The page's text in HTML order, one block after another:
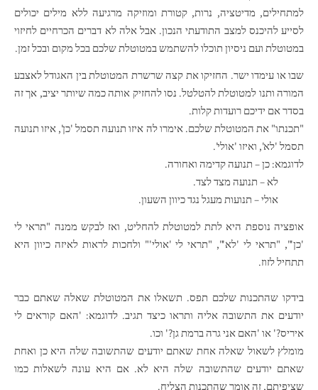
למתחילים, מדיטציה, נרות, קטורת ומוזיקה מרגיעה ללא מילים יכולים
לסייע להיכנס למצב התודעתי הנכון. אבל אלה לא דברים הכרחיים לחיזוי
במטוטלת ועם ניסיון תוכלו להשתמש במטוטלת שלכם בכל מקום ובכל זמן.
שבו או עימדו ישר. החזיקו את קצה שרשרת המטוטלת בין האגודל לאצבע
המורה ותנו למטוטלת להטלטל. נסו להחזיק אותה כמה שיותר יציב, אך זה
בסדר אם ידיכם רועדות קלות.
"תכנתו" את המטוטלת שלכם. אימרו לה איזו תנועה תסמל 'כן', איזו תנועה
תסמל 'לא', ואיזו 'אולי'.
לדוגמא: כן – תנועה קדימה ואחורה.
לא – תנועה מצד לצד.
אולי – תנועות מעגל נגד כיוון השעון.
אופציה נוספת היא לתת למטוטלת להחליט, ואז לבקש ממנה "תראי לי
'כן'", "תראי לי 'לא'", "תראי לי 'אולי'" ולחכות לראות לאיזה כיוון היא
תתחיל לזוז.
בידקו שהתכנות שלכם תפס. תשאלו את המטוטלת שאלה שאתם כבר
יודעים את התשובה אליה ותראו כיצד תגיב. לדוגמא: 'האם קוראים לי
איריס?' או 'האם אני גרה ברמת גן?' וכו.
מומלץ לשאול שאלה אחת שאתם יודעים שהתשובה שלה היא כן ואחת
שאתם יודעים שהתשובה שלה היא לא. אם היא עונה לשאלות כמו
שציפיתם, זה אומר שהתכנות הצליח.